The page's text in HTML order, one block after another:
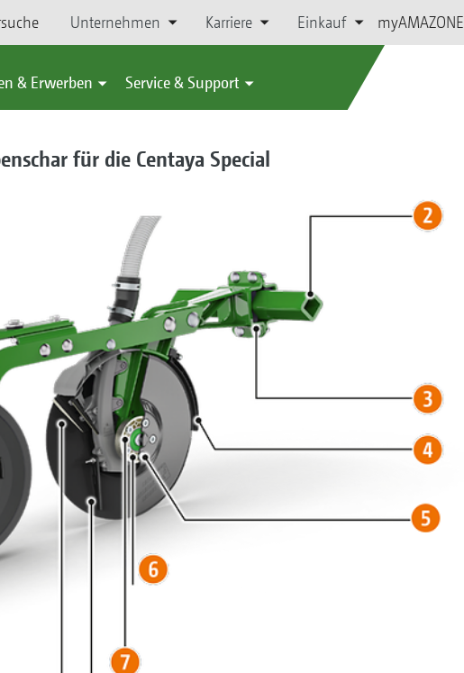
Unternehmen Karriere Einkauf myAMAZONE
& Erwerben Service & Support
für die Centaya Special